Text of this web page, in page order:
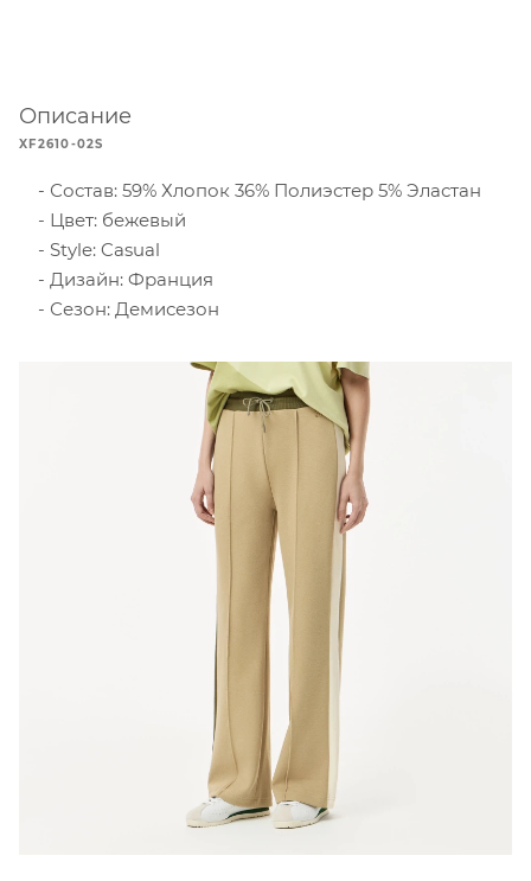
Описание
XF2610-02S
Состав: 59% Хлопок 36% Полиэстер 5% Эластан
Цвет: бежевый
Style: Casual
Дизайн: Франция
Сезон: Демисезон